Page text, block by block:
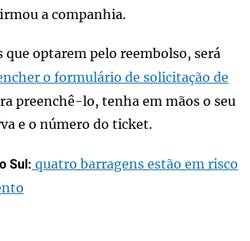
a companhia.
que optarem pelo reembolso, será
o formulário de solicitação de
preenchê-lo, tenha em mãos o seu
e o número do ticket.
Sul: quatro barragens estão em risco